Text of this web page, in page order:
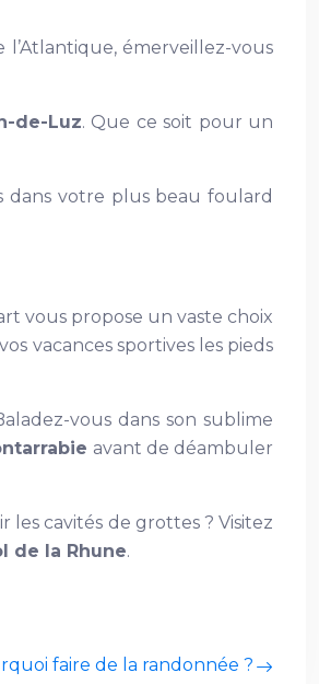
émerveillez-vous
de-Luz. Que ce soit pour un
dans votre plus beau foulard
vous propose un vaste choix
vacances sportives les pieds
vous dans son sublime
avant de déambuler
les cavités de grottes ? Visitez
de la Rhune.
faire de la randonnée ?